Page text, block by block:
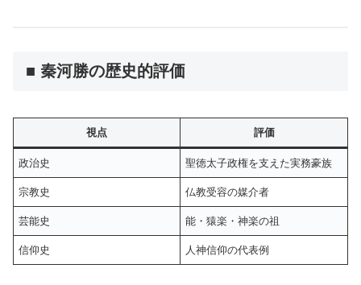
■ 秦河勝の歴史的評価
視点 評価
政治史 聖徳太子政権を支えた実務豪族
宗教史 仏教受容の媒介者
芸能史 能・猿楽・神楽の祖
信仰史 人神信仰の代表例